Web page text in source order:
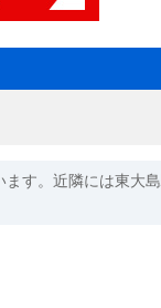
す。近隣には東大島